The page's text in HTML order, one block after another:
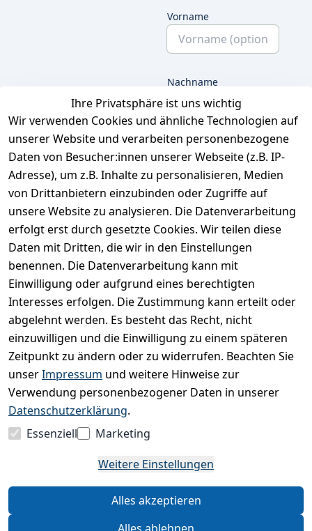
Ihre Privatsphäre ist uns wichtig
Wir verwenden Cookies und ähnliche Technologien auf
unserer Website und verarbeiten personenbezogene
Daten von Besucher:innen unserer Webseite (z.B. IP-
Adresse), um z.B. Inhalte zu personalisieren, Medien
von Drittanbietern einzubinden oder Zugriffe auf
unsere Website zu analysieren. Die Datenverarbeitung
erfolgt erst durch gesetzte Cookies. Wir teilen diese
Daten mit Dritten, die wir in den Einstellungen
benennen. Die Datenverarbeitung kann mit
Einwilligung oder aufgrund eines berechtigten
Interesses erfolgen. Die Zustimmung kann erteilt oder
abgelehnt werden. Es besteht das Recht, nicht
einzuwilligen und die Einwilligung zu einem späteren
Zeitpunkt zu ändern oder zu widerrufen. Beachten Sie
unserImpressum und weitere Hinweise zur
Verwendung personenbezogener Daten in unserer
Datenschutzerklärung.
Essenziell
Marketing
Weitere Einstellungen
Alles akzeptieren
Vorname
Nachname
E-Mail
Ich bestätige hiermit,
dass ich die
Datenschutzerklärung
gelesen habe. Ich
kann meine
Einwilligung jederzeit
widerrufen.**
Newsletter
abonnieren
** markierte Felder sind